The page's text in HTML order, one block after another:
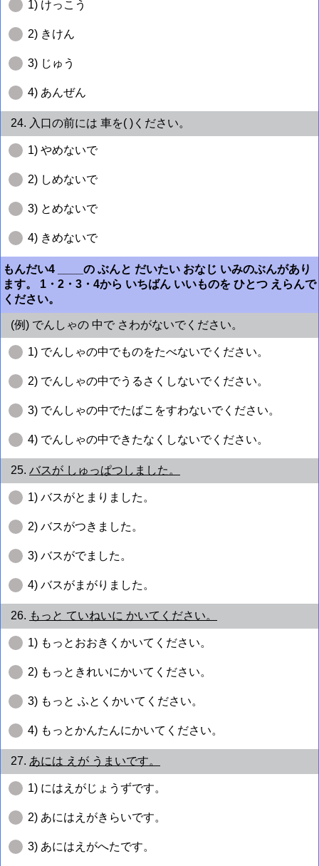
1) けっこう
2) きけん
3) じゅう
4) あんぜん
24. 入口の前には 車を( )ください。
1) やめないで
2) しめないで
3) とめないで
4) きめないで
もんだい4 ____の ぶんと だいたい おなじ いみのぶんがあり
ます。 1・2・3・4から いちばん いいものを ひとつ えらんで
ください。
(例) でんしゃの 中で さわがないでください。
1) でんしゃの中でものをたべないでください。
2) でんしゃの中でうるさくしないでください。
3) でんしゃの中でたばこをすわないでください。
4) でんしゃの中できたなくしないでください。
25. バスが しゅっぱつしました。
1) バスがとまりました。
2) バスがつきました。
3) バスがでました。
4) バスがまがりました。
26. もっと ていねいに かいてください。
1) もっとおおきくかいてください。
2) もっときれいにかいてください。
3) もっと ふとくかいてください。
4) もっとかんたんにかいてください。
27. あには えが うまいです。
1) にはえがじょうずです。
2) あにはえがきらいです。
3) あにはえがへたです。